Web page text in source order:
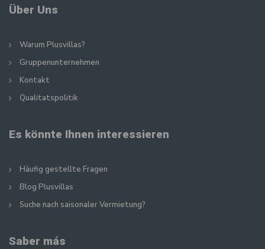
Über Uns
Warum Plusvillas?
Gruppenunternehmen
Kontakt
Qualitatspolitik
Es könnte Ihnen interessieren
Häufig gestellte Fragen
Blog Plusvillas
Suche nach saisonaler Vermietung?
Saber más